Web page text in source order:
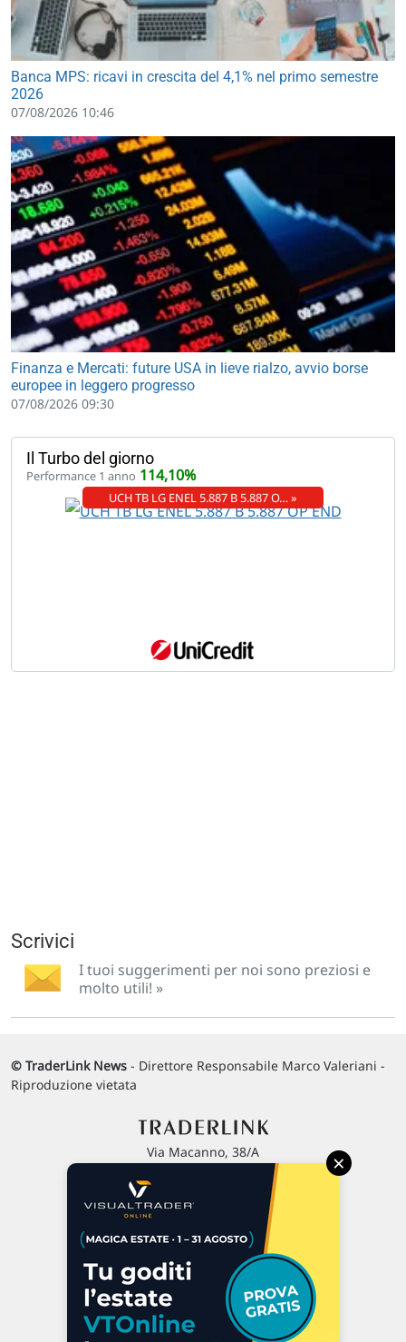
Banca MPS: ricavi in crescita del 4,1% nel primo semestre
2026
07/08/2026 10:46
Finanza e Mercati: future USA in lieve rialzo, avvio borse
europee in leggero progresso
07/08/2026 09:30
Il Turbo del giorno
Performance 1 anno 114,10%
UCH TB LG ENEL 5.887 B 5.887 O… »
Scrivici
I tuoi suggerimenti per noi sono preziosi e
molto utili! »
© TraderLink News - Direttore Responsabile Marco Valeriani -
Riproduzione vietata
Via Macanno, 38/A
P.IVA 02 452 460 401
Chi siamo
Commenti e segnalazioni
Contattaci
×